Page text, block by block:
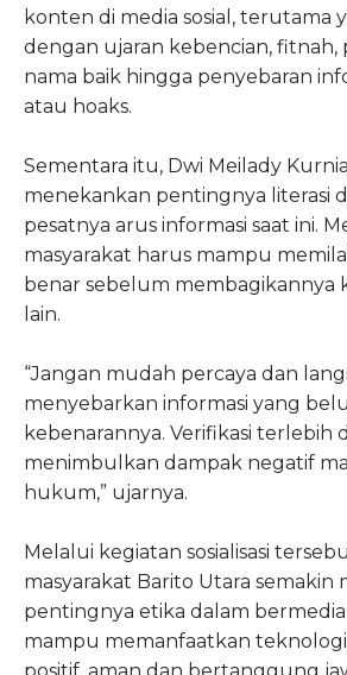
konten di media sosial, terutama
dengan ujaran kebencian, fitnah,
nama baik hingga penyebaran
atau hoaks.
Sementara itu, Dwi Meilady
menekankan pentingnya literasi
pesatnya arus informasi saat ini.
masyarakat harus mampu
benar sebelum membagikannya
lain.
“Jangan mudah percaya dan
menyebarkan informasi yang
kebenarannya. Verifikasi terlebih
menimbulkan dampak negatif
hukum,” ujarnya.
Melalui kegiatan sosialisasi
masyarakat Barito Utara semakin
pentingnya etika dalam bermedia
mampu memanfaatkan teknologi